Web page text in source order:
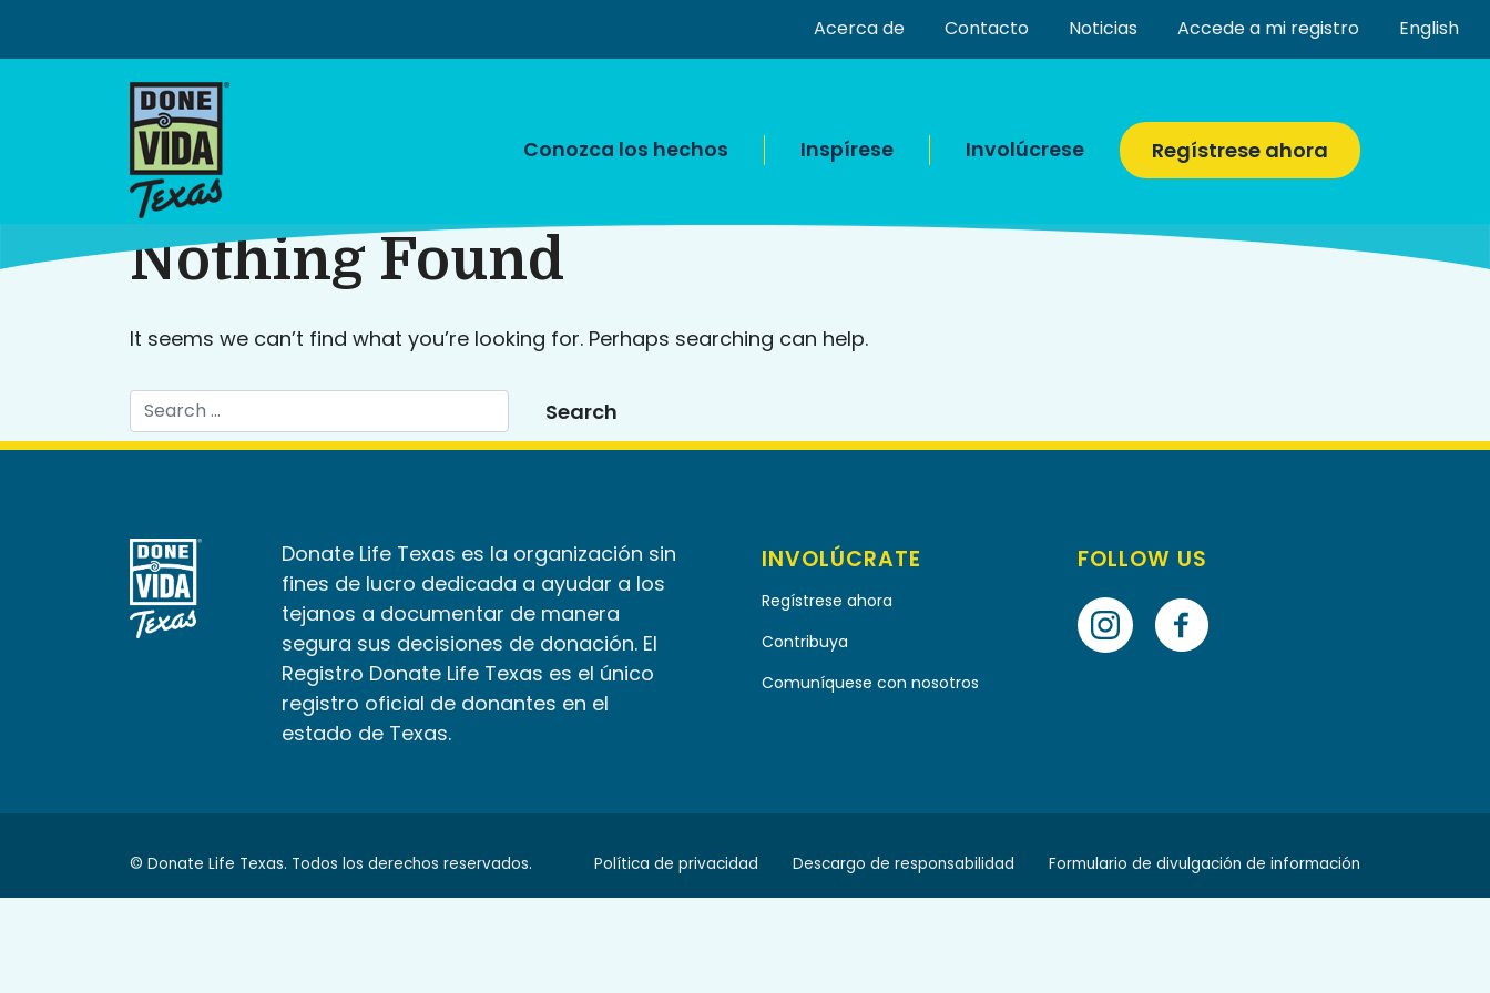
content
Acerca de Contacto Noticias Accede a mi registro English
Conozca los hechos Inspírese Involúcrese Regístrese ahora
Nothing Found
It seems we can’t find what you’re looking for. Perhaps searching can help.
Donate Life Texas es la organización sin
fines de lucro dedicada a ayudar a los
tejanos a documentar de manera
segura sus decisiones de donación. El
Registro Donate Life Texas es el único
registro oficial de donantes en el
estado de Texas.
INVOLÚCRATE
Regístrese ahora
Contribuya
Comuníquese con nosotros
FOLLOW US
Política de privacidad Descargo de responsabilidad Formulario de divulgación de información
© Donate Life Texas. Todos los derechos reservados.